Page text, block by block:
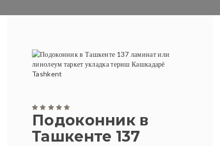
Подоконник в
Ташкенте 137